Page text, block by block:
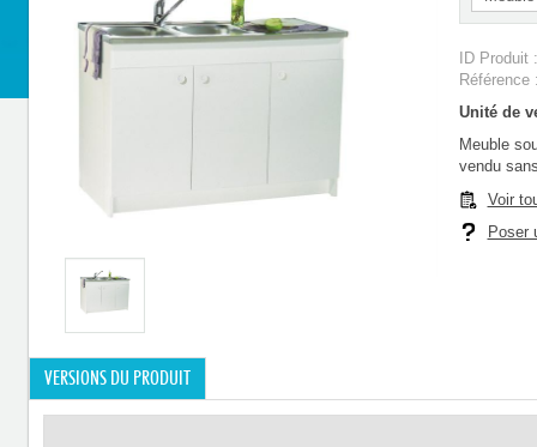
ID Produit
Unité de
Meuble
vendu
Voir
Poser
VERSIONS DU PRODUIT